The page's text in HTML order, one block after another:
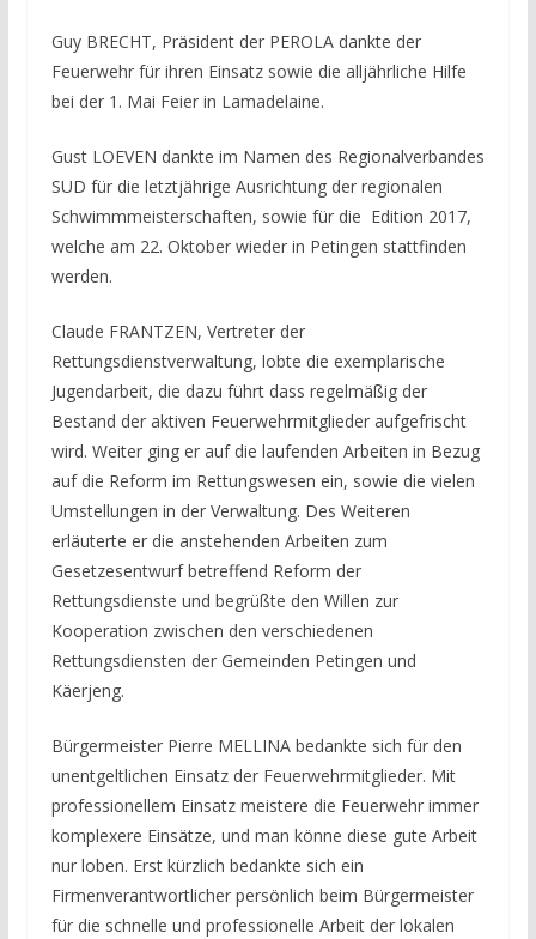
Guy BRECHT, Präsident der PEROLA dankte der
Feuerwehr für ihren Einsatz sowie die alljährliche Hilfe
bei der 1. Mai Feier in Lamadelaine.
Gust LOEVEN dankte im Namen des Regionalverbandes
SUD für die letztjährige Ausrichtung der regionalen
Schwimmmeisterschaften, sowie für die Edition 2017,
welche am 22. Oktober wieder in Petingen stattfinden
werden.
Claude FRANTZEN, Vertreter der
Rettungsdienstverwaltung, lobte die exemplarische
Jugendarbeit, die dazu führt dass regelmäßig der
Bestand der aktiven Feuerwehrmitglieder aufgefrischt
wird. Weiter ging er auf die laufenden Arbeiten in Bezug
auf die Reform im Rettungswesen ein, sowie die vielen
Umstellungen in der Verwaltung. Des Weiteren
erläuterte er die anstehenden Arbeiten zum
Gesetzesentwurf betreffend Reform der
Rettungsdienste und begrüßte den Willen zur
Kooperation zwischen den verschiedenen
Rettungsdiensten der Gemeinden Petingen und
Käerjeng.
Bürgermeister Pierre MELLINA bedankte sich für den
unentgeltlichen Einsatz der Feuerwehrmitglieder. Mit
professionellem Einsatz meistere die Feuerwehr immer
komplexere Einsätze, und man könne diese gute Arbeit
nur loben. Erst kürzlich bedankte sich ein
Firmenverantwortlicher persönlich beim Bürgermeister
für die schnelle und professionelle Arbeit der lokalen